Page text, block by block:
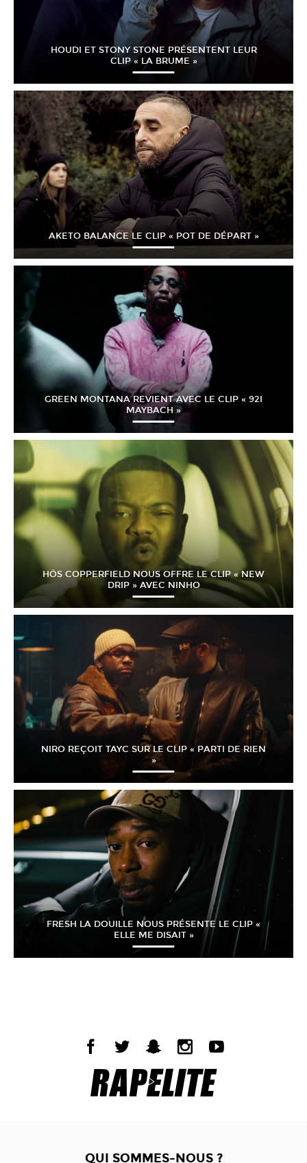
HOUDI ET STONY STONE PRÉSENTENT LEUR
CLIP « LA BRUME »
AKETO BALANCE LE CLIP « POT DE DÉPART »
GREEN MONTANA REVIENT AVEC LE CLIP « 92I
MAYBACH »
HÖS COPPERFIELD NOUS OFFRE LE CLIP « NEW
DRIP » AVEC NINHO
NIRO REÇOIT TAYC SUR LE CLIP « PARTI DE RIEN
»
FRESH LA DOUILLE NOUS PRÉSENTE LE CLIP «
ELLE ME DISAIT »
QUI SOMMES-NOUS ?